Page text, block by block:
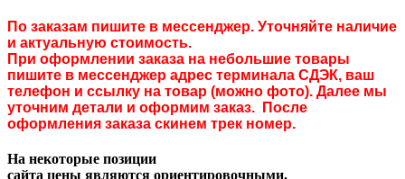
По заказам пишите в мессенджер. Уточняйте наличие
и актуальную стоимость.
При оформлении заказа на небольшие товары
пишите в мессенджер адрес терминала СДЭК, ваш
телефон и ссылку на товар (можно фото). Далее мы
уточним детали и оформим заказ. После
оформления заказа скинем трек номер.
На некоторые позиции
сайта цены являются ориентировочными.